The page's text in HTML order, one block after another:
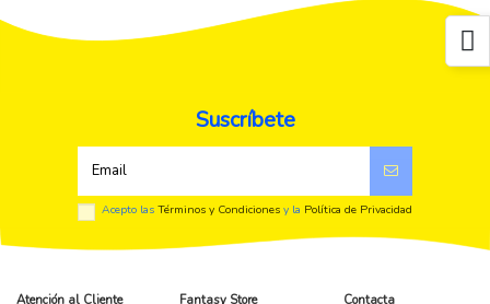
Suscríbete
Acepto lasTérminos y Condiciones y la Política de Privacidad
Atención al Cliente Fantasy Store Contacta